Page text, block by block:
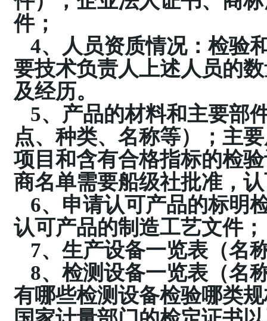
件；
4、人员资质情况：检验
要技术负责人上述人员的
及经历。
5、产品的材料和主要部
点、种类、名称等）；主
项目和含有合格指标的检
商名单需要船级社批准，
6、申请认可产品的标明
认可产品的制造工艺文件；
7、生产设备一览表（名
8、检测设备一览表（名
有哪些检测设备检验哪类